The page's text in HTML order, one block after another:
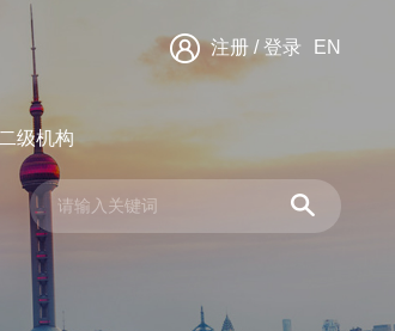
注册 / 登录 EN
二级机构